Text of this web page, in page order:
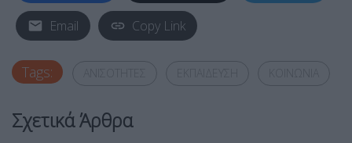
Email Copy Link
Tags:
Σχετικά Άρθρα